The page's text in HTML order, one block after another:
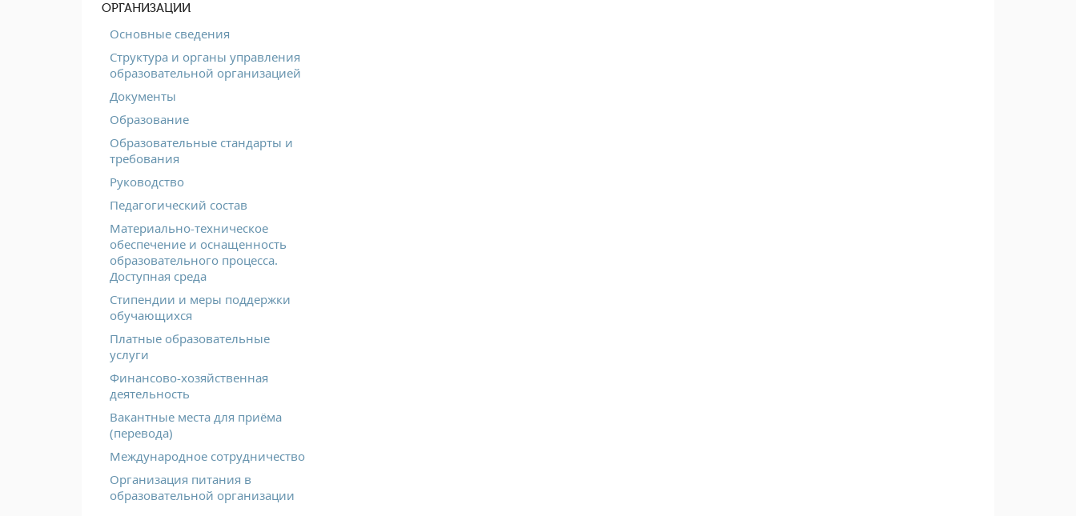
ОРГАНИЗАЦИИ
Основные сведения
Структура и органы управления
образовательной организацией
Документы
Образование
Образовательные стандарты и
требования
Руководство
Педагогический состав
Материально-техническое
обеспечение и оснащенность
образовательного процесса.
Доступная среда
Стипендии и меры поддержки
обучающихся
Платные образовательные
услуги
Финансово-хозяйственная
деятельность
Вакантные места для приёма
(перевода)
Международное сотрудничество
Организация питания в
образовательной организации